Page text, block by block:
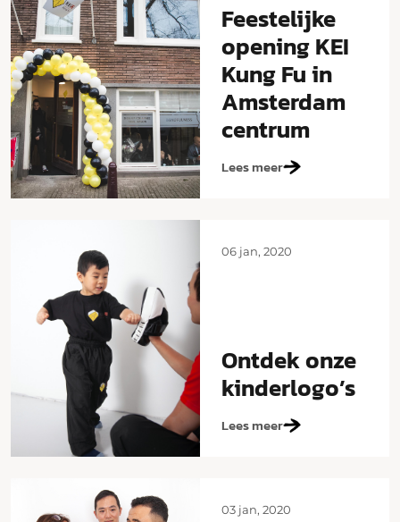
Feestelijke
opening KEI
Kung Fu in
Amsterdam
centrum
Lees meer
06 jan, 2020
Ontdek onze
kinderlogo’s
Lees meer
03 jan, 2020